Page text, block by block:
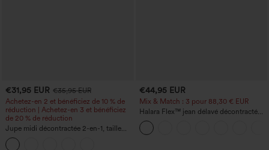
€31,95 EUR €35,95 EUR
Achetez-en 2 et bénéficiez de 10 % de
réduction | Achetez-en 3 et bénéficiez
de 20 % de réduction
Jupe midi décontractée 2-en-1, taille
haute à effet gainant, froncée avec
ourlet arrondi, en polaire et PU
€44,95 EUR
Mix & Match : 3 pour 88,30 € EUR
Halara Flex™ jean délavé décontracté
taille haute à poches, coupe baggy à
jambe large